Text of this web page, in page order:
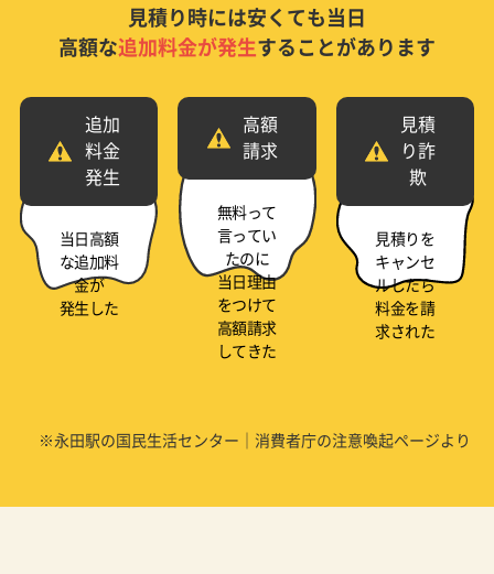
見積り時には安くても当日
高額な追加料金が発生することがあります
追加
料金
発生
当日高額
な追加料
金が
発生した
高額
請求
無料って
言ってい
たのに
当日理由
をつけて
高額請求
してきた
見積
り詐
欺
見積りを
キャンセ
ルしたら
料金を請
求された
※永田駅の国民生活センター｜消費者庁の注意喚起ページより